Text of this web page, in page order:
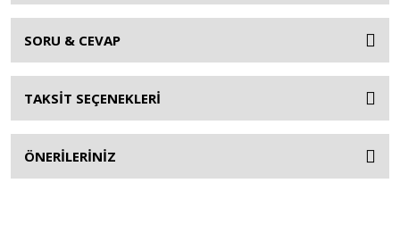
SORU & CEVAP
TAKSİT SEÇENEKLERİ
ÖNERİLERİNİZ